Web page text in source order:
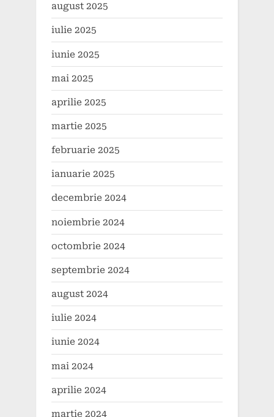
august 2025
iulie 2025
iunie 2025
mai 2025
aprilie 2025
martie 2025
februarie 2025
ianuarie 2025
decembrie 2024
noiembrie 2024
octombrie 2024
septembrie 2024
august 2024
iulie 2024
iunie 2024
mai 2024
aprilie 2024
martie 2024